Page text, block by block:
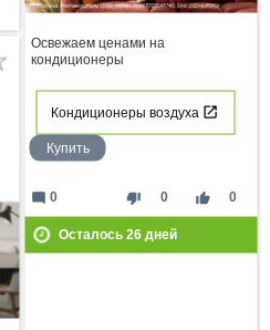
Освежаем ценами на
кондиционеры
Кондиционеры воздуха
Купить
thumb_down 0 thumb_up 0
mode_comment 0
Осталось 26дней